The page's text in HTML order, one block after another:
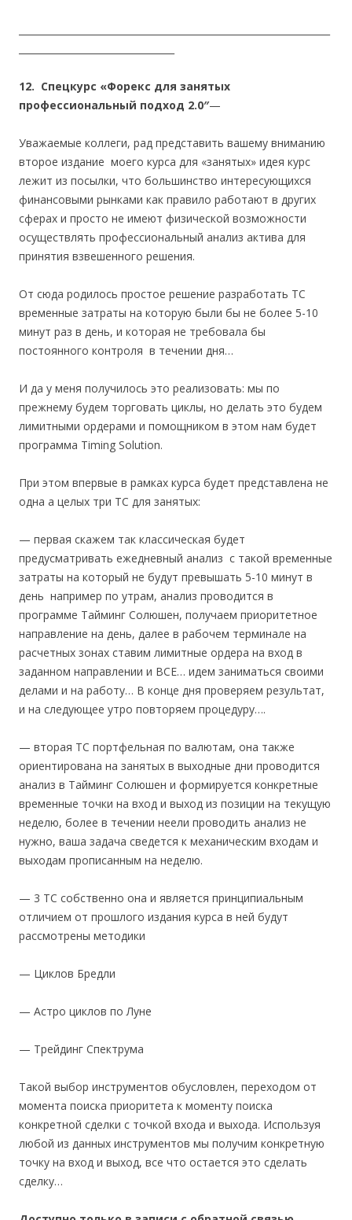
12. Спецкурс «Форекс для занятых
профессиональный подход 2.0″—
Уважаемые коллеги, рад представить вашему вниманию
второе издание моего курса для «занятых» идея курс
лежит из посылки, что большинство интересующихся
финансовыми рынками как правило работают в других
сферах и просто не имеют физической возможности
осуществлять профессиональный анализ актива для
принятия взвешенного решения.
От сюда родилось простое решение разработать ТС
временные затраты на которую были бы не более 5-10
минут раз в день, и которая не требовала бы
постоянного контроля в течении дня…
И да у меня получилось это реализовать: мы по
прежнему будем торговать циклы, но делать это будем
лимитными ордерами и помощником в этом нам будет
программа Timing Solution.
При этом впервые в рамках курса будет представлена не
одна а целых три ТС для занятых:
— первая скажем так классическая будет
предусматривать ежедневный анализ с такой временные
затраты на который не будут превышать 5-10 минут в
день например по утрам, анализ проводится в
программе Тайминг Солюшен, получаем приоритетное
направление на день, далее в рабочем терминале на
расчетных зонах ставим лимитные ордера на вход в
заданном направлении и ВСЕ… идем заниматься своими
делами и на работу… В конце дня проверяем результат,
и на следующее утро повторяем процедуру….
— вторая ТС портфельная по валютам, она также
ориентирована на занятых в выходные дни проводится
анализ в Тайминг Солюшен и формируется конкретные
временные точки на вход и выход из позиции на текущую
неделю, более в течении неели проводить анализ не
нужно, ваша задача сведется к механическим входам и
выходам прописанным на неделю.
— 3 ТС собственно она и является принципиальным
отличием от прошлого издания курса в ней будут
рассмотрены методики
— Циклов Бредли
— Астро циклов по Луне
— Трейдинг Спектрума
Такой выбор инструментов обусловлен, переходом от
момента поиска приоритета к моменту поиска
конкретной сделки с точкой входа и выхода. Используя
любой из данных инструментов мы получим конкретную
точку на вход и выход, все что остается это сделать
сделку…